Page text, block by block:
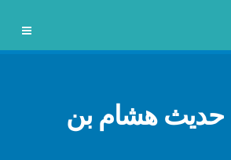
حديث هشام بن